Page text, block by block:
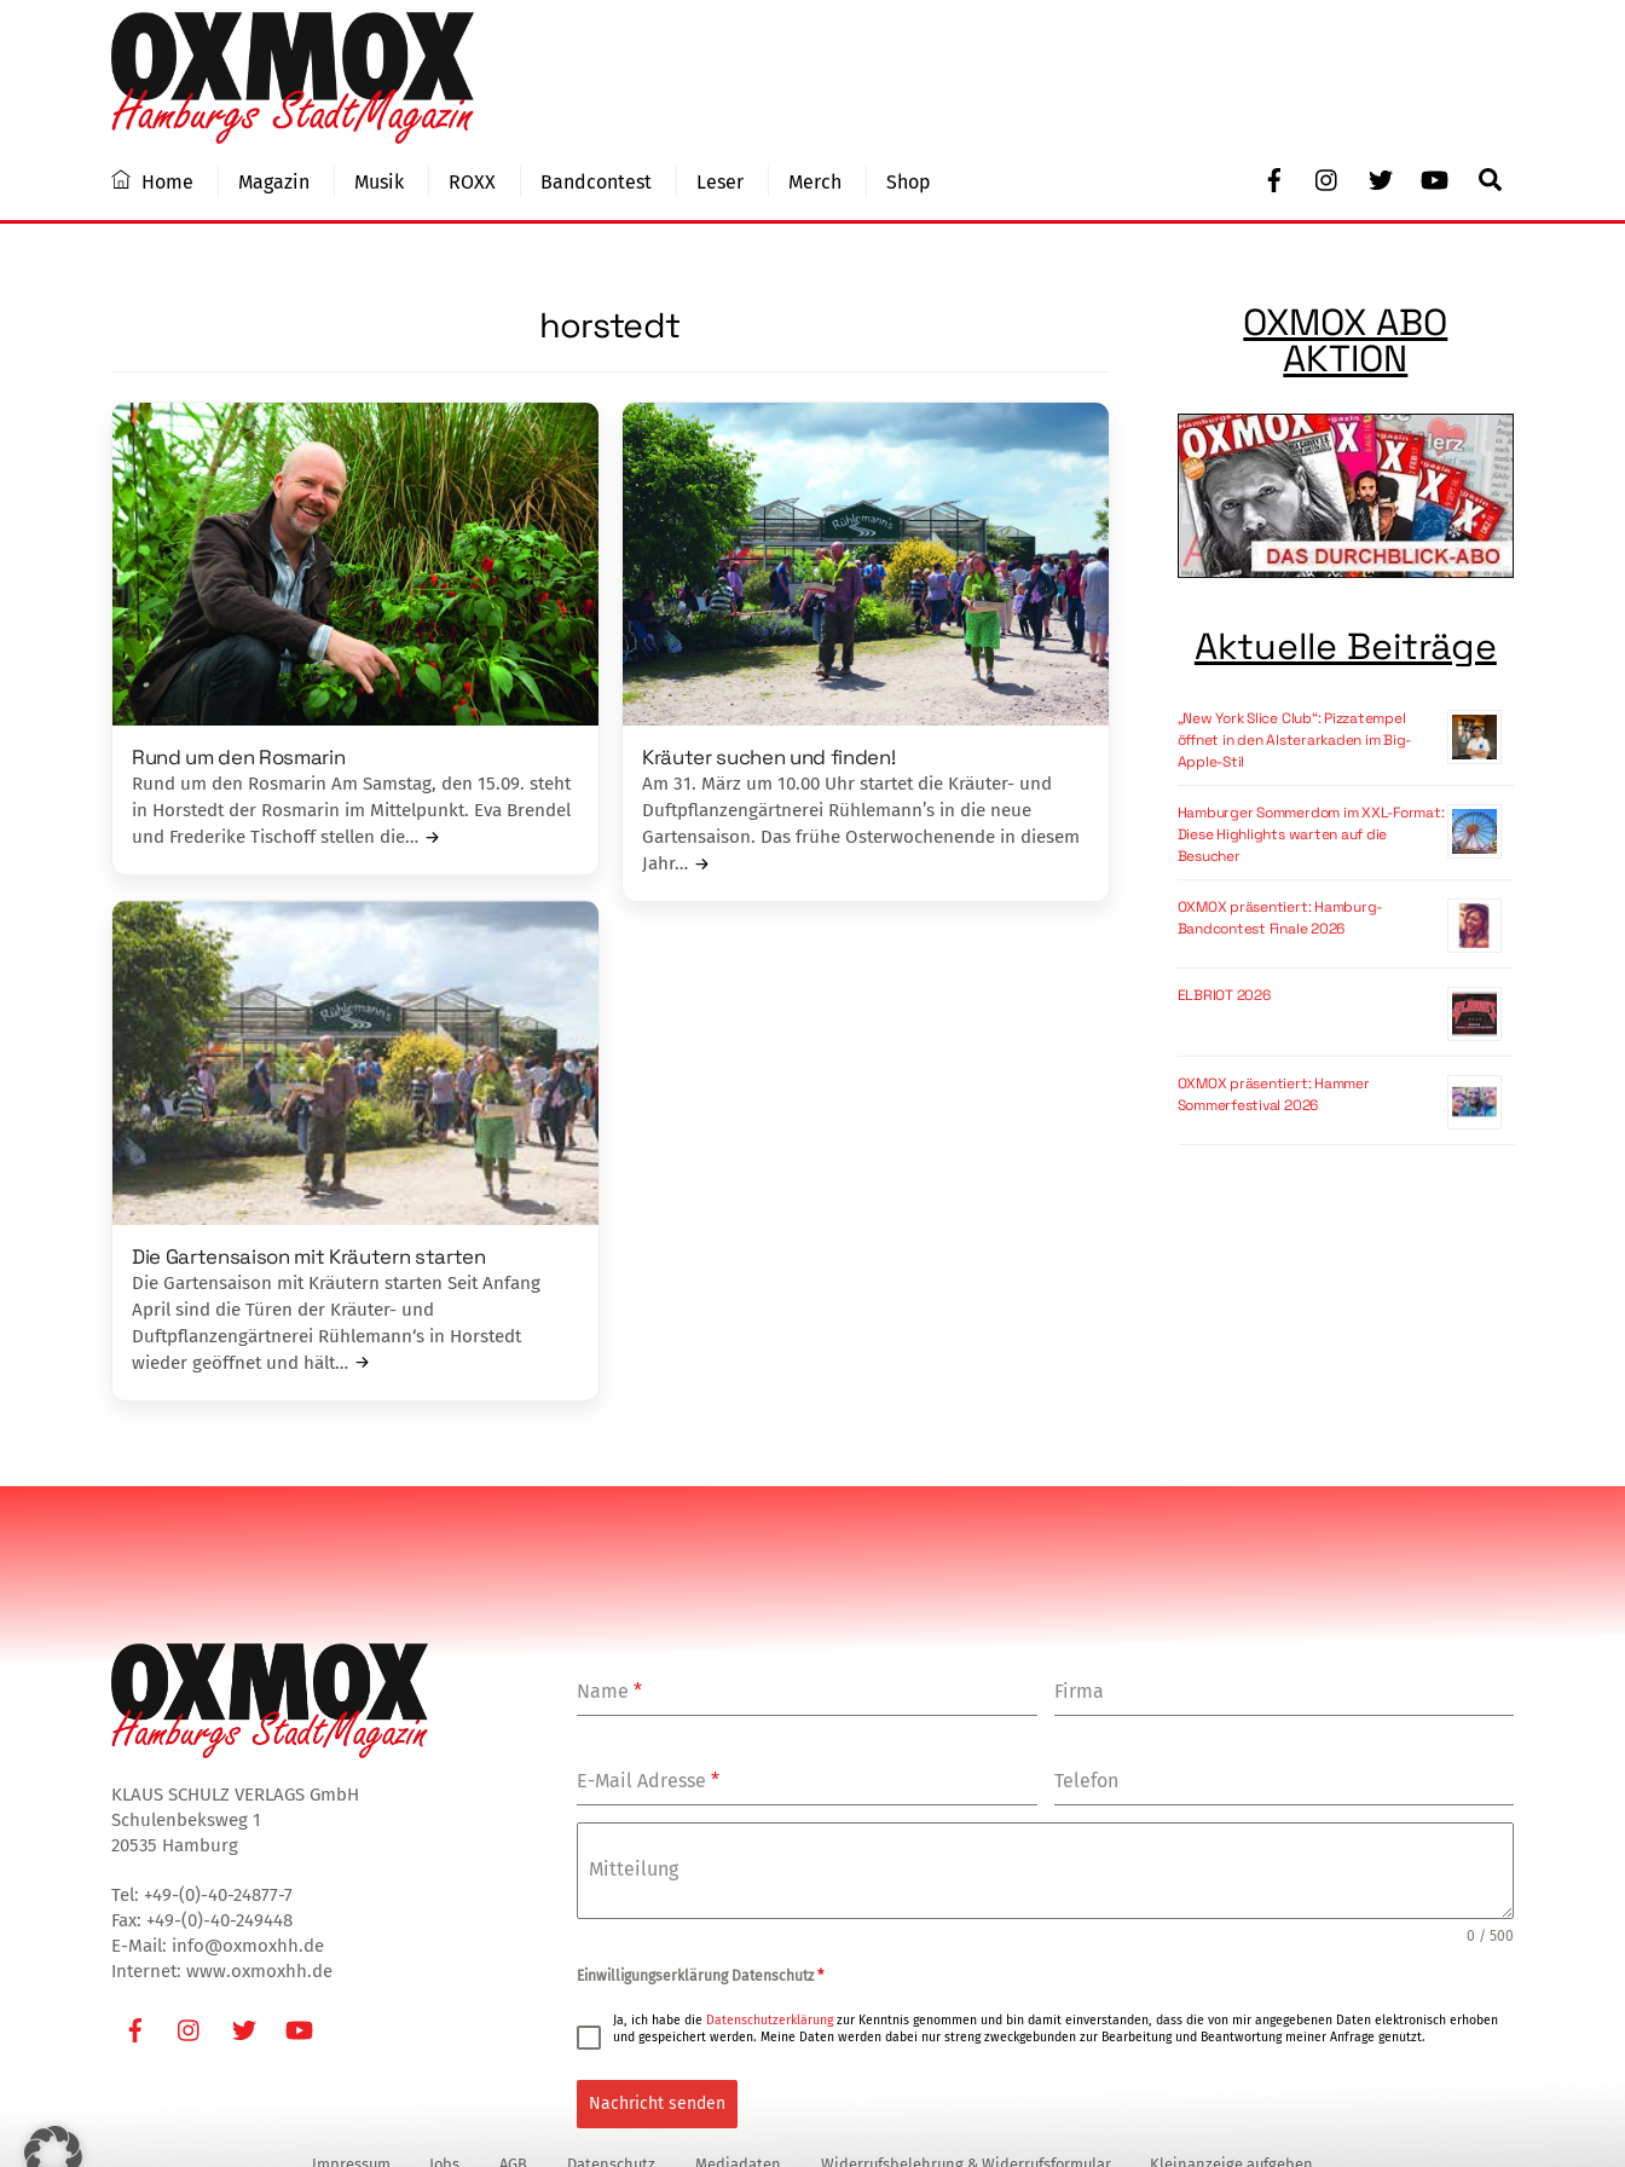
Facebook Youtube
Home Magazin Musik ROXX Bandcontest Leser Merch Shop
horstedt
Rund um den Rosmarin
Rund um den Rosmarin Am Samstag, den 15.09. steht
in Horstedt der Rosmarin im Mittelpunkt. Eva Brendel
und Frederike Tischoff stellen die…
Kräuter suchen und finden!
Am 31. März um 10.00 Uhr startet die Kräu­ter- und
Duftpflanzengärtnerei Rühle­ma­nn’s in die neue
Gartensaison. Das frühe Os­terwochenende in diesem
Jahr…
Die Gartensaison mit Kräutern starten
Die Gartensaison mit Kräutern starten Seit Anfang
April sind die Türen der Kräuter- und
Duftpflanzengärtnerei Rühlemann‘s in Horstedt
wieder geöffnet und hält…
OXMOX ABO
AKTION
Aktuelle Beiträge
„New York Slice Club“: Pizzatempel
öffnet in den Alsterarkaden im Big-
Apple-Stil
Hamburger Sommerdom im XXL-Format:
Diese Highlights warten auf die
Besucher
OXMOX präsentiert: Hamburg-
Bandcontest Finale 2026
ELBRIOT 2026
OXMOX präsentiert: Hammer
Sommerfestival 2026
KLAUS SCHULZ VERLAGS GmbH
Schulenbeksweg 1
20535 Hamburg
Tel: +49-(0)-40-24877-7
Fax: +49-(0)-40-249448
E-Mail: info@oxmoxhh.de
Internet: www.oxmoxhh.de
FacebookInstagramTwitter
Name* Firma
E-Mail Adresse* Telefon
Mitteilung
0 / 500
Einwilligungserklärung Datenschutz*
Ja, ich habe die Datenschutzerklärungzur Kenntnis genommen und bin damit einverstanden, dass die von mir angegebenen Daten elektronisch erhoben
und gespeichert werden. Meine Daten werden dabei nur streng zweckgebunden zur Bearbeitung und Beantwortung meiner Anfrage genutzt.
Nachricht senden